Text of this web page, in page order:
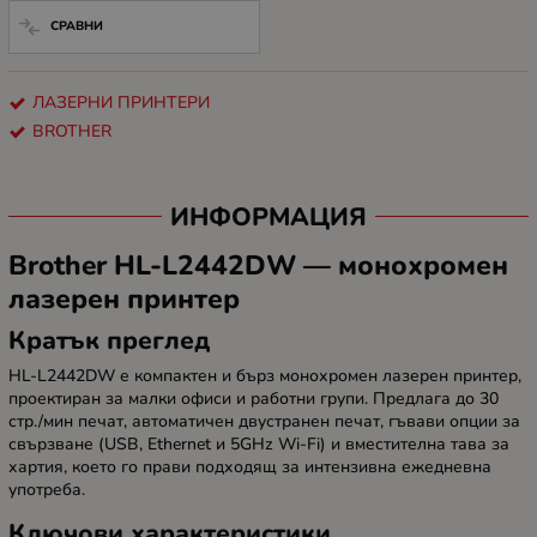
СРАВНИ
ЛАЗЕРНИ ПРИНТЕРИ
BROTHER
ИНФОРМАЦИЯ
Brother HL-L2442DW — монохромен
лазерен принтер
Кратък преглед
HL-L2442DW е компактен и бърз монохромен лазерен принтер,
проектиран за малки офиси и работни групи. Предлага до 30
стр./мин печат, автоматичен двустранен печат, гъвави опции за
свързване (USB, Ethernet и 5GHz Wi-Fi) и вместителна тава за
хартия, което го прави подходящ за интензивна ежедневна
употреба.